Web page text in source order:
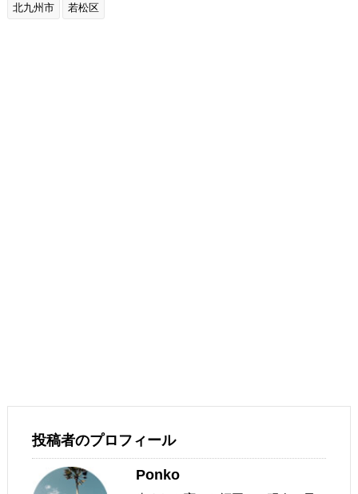
北九州市 若松区
投稿者のプロフィール
Ponko